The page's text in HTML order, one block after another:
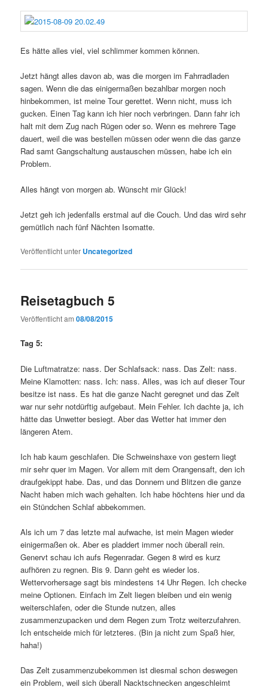
Es hätte alles viel, viel schlimmer kommen können.
Jetzt hängt alles davon ab, was die morgen im Fahrradladen
sagen. Wenn die das einigermaßen bezahlbar morgen noch
hinbekommen, ist meine Tour gerettet. Wenn nicht, muss ich
gucken. Einen Tag kann ich hier noch verbringen. Dann fahr ich
halt mit dem Zug nach Rügen oder so. Wenn es mehrere Tage
dauert, weil die was bestellen müssen oder wenn die das ganze
Rad samt Gangschaltung austauschen müssen, habe ich ein
Problem.
Alles hängt von morgen ab. Wünscht mir Glück!
Jetzt geh ich jedenfalls erstmal auf die Couch. Und das wird sehr
gemütlich nach fünf Nächten Isomatte.
Veröffentlicht unter Uncategorized
Reisetagbuch 5
Veröffentlicht am08/08/2015
Tag 5:
Die Luftmatratze: nass. Der Schlafsack: nass. Das Zelt: nass.
Meine Klamotten: nass. Ich: nass. Alles, was ich auf dieser Tour
besitze ist nass. Es hat die ganze Nacht geregnet und das Zelt
war nur sehr notdürftig aufgebaut. Mein Fehler. Ich dachte ja, ich
hätte das Unwetter besiegt. Aber das Wetter hat immer den
längeren Atem.
Ich hab kaum geschlafen. Die Schweinshaxe von gestern liegt
mir sehr quer im Magen. Vor allem mit dem Orangensaft, den ich
draufgekippt habe. Das, und das Donnern und Blitzen die ganze
Nacht haben mich wach gehalten. Ich habe höchtens hier und da
ein Stündchen Schlaf abbekommen.
Als ich um 7 das letzte mal aufwache, ist mein Magen wieder
einigermaßen ok. Aber es pladdert immer noch überall rein.
Genervt schau ich aufs Regenradar. Gegen 8 wird es kurz
aufhören zu regnen. Bis 9. Dann geht es wieder los.
Wettervorhersage sagt bis mindestens 14 Uhr Regen. Ich checke
meine Optionen. Einfach im Zelt liegen bleiben und ein wenig
weiterschlafen, oder die Stunde nutzen, alles
zusammenzupacken und dem Regen zum Trotz weiterzufahren.
Ich entscheide mich für letzteres. (Bin ja nicht zum Spaß hier,
haha!)
Das Zelt zusammenzubekommen ist diesmal schon deswegen
ein Problem, weil sich überall Nacktschnecken angeschleimt